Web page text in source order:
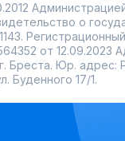
о
от 12.09.2023
Бреста. Юр. адрес:
Буденного 17/1.